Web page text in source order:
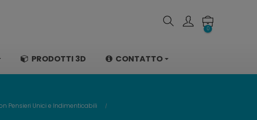
0
PRODOTTI 3D CONTATTO
Pensieri Unici e Indimenticabili